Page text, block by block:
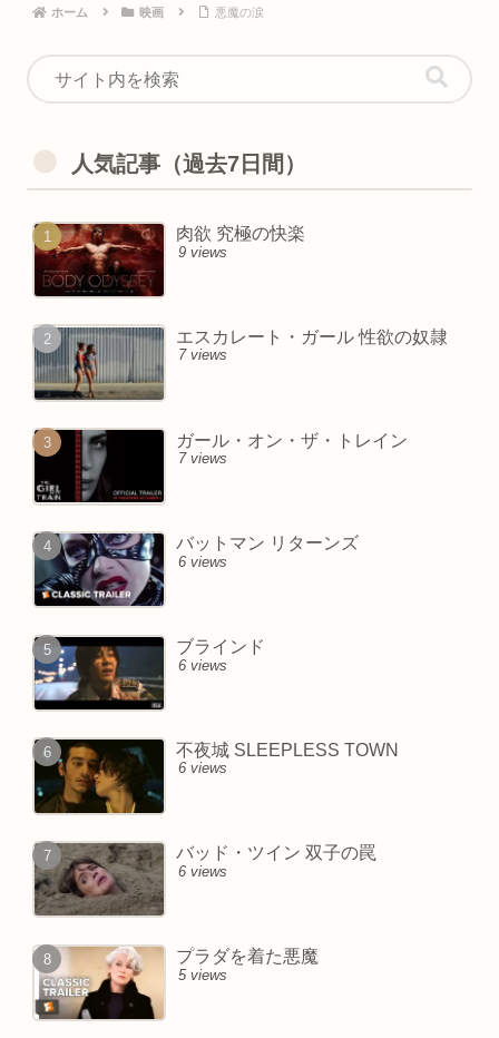
ホーム 映画 悪魔の涙
人気記事（過去7日間）
肉欲 究極の快楽
9 views
エスカレート・ガール 性欲の奴隷
7 views
ガール・オン・ザ・トレイン
7 views
バットマン リターンズ
6 views
ブラインド
6 views
不夜城 SLEEPLESS TOWN
6 views
バッド・ツイン 双子の罠
6 views
プラダを着た悪魔
5 views